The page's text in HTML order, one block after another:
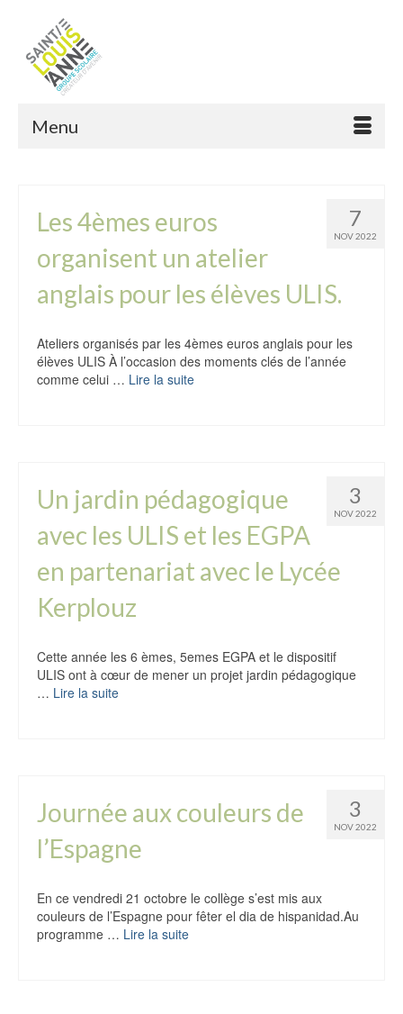
Menu
7
NOV 2022
Les 4èmes euros
organisent un atelier
anglais pour les élèves ULIS.
Ateliers organisés par les 4èmes euros anglais pour les
élèves ULIS À l’occasion des moments clés de l’année
comme celui … Lire la suite
3
NOV 2022
Un jardin pédagogique
avec les ULIS et les EGPA
en partenariat avec le Lycée
Kerplouz
Cette année les 6 èmes, 5emes EGPA et le dispositif
ULIS ont à cœur de mener un projet jardin pédagogique
… Lire la suite
3
NOV 2022
Journée aux couleurs de
l’Espagne
En ce vendredi 21 octobre le collège s’est mis aux
couleurs de l’Espagne pour fêter el dia de hispanidad.Au
programme … Lire la suite